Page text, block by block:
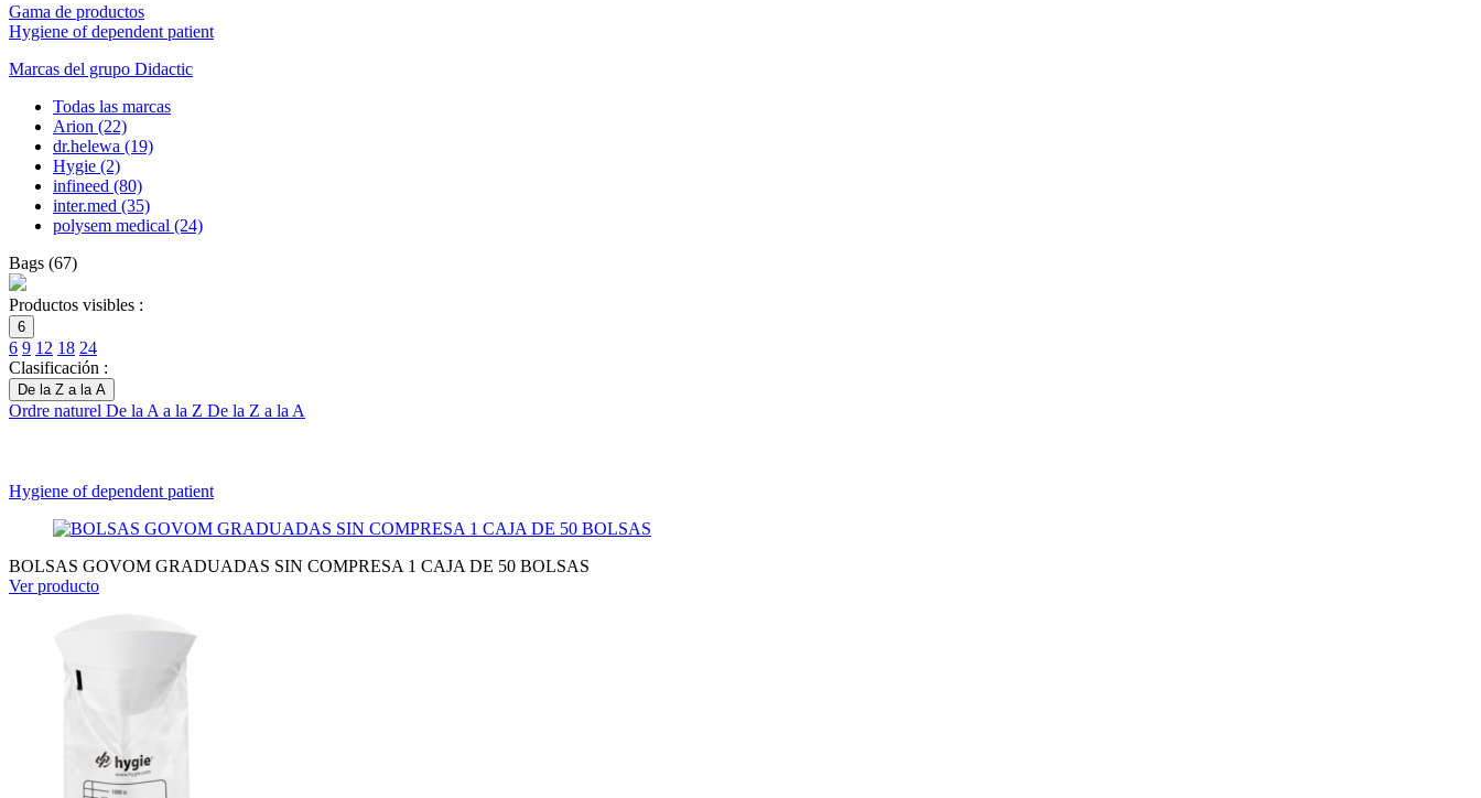
Gama de productos
Hygiene of dependent patient
Marcas del grupo Didactic
Todas las marcas
Arion (22)
dr.helewa (19)
Hygie (2)
infineed (80)
inter.med (35)
polysem medical (24)
Bags (67)
Productos visibles :
6
6 9 12 18 24
Clasificación :
De la Z a la A
Ordre naturel De la A a la Z De la Z a la A
Hygiene of dependent patient
BOLSAS GOVOM GRADUADAS SIN COMPRESA 1 CAJA DE 50 BOLSAS
Ver producto